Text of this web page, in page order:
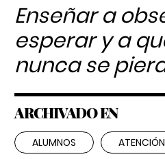
Enseñar a
esperar y a
nunca se
ARCHIVADO EN
ALUMNOS ATENCIÓN